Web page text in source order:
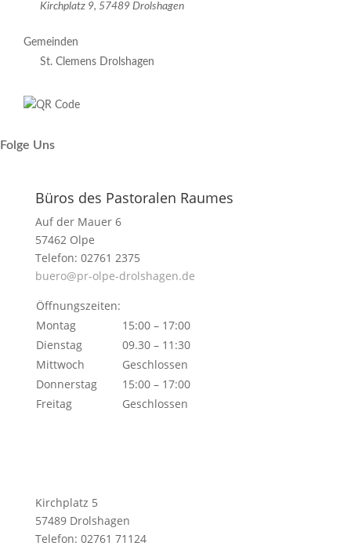
Kirchplatz 9, 57489 Drolshagen
Gemeinden
St. Clemens Drolshagen
Folge Uns
Büros des Pastoralen Raumes
Auf der Mauer 6
57462 Olpe
Telefon: 02761 2375
buero@pr-olpe-drolshagen.de
Öffnungszeiten:
Montag
15:00 – 17:00
Dienstag
09.30 – 11:30
Mittwoch
Geschlossen
Donnerstag
15:00 – 17:00
Freitag
Geschlossen
Kirchplatz 5
57489 Drolshagen
Telefon: 02761 71124